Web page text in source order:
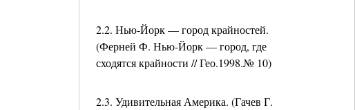
2.2. Нью-Йорк — город крайностей.
(Ферней Ф. Нью-Йорк — город, где
сходятся крайности // Гео.1998.№ 10)
2.3. Удивительная Америка. (Гачев Г.